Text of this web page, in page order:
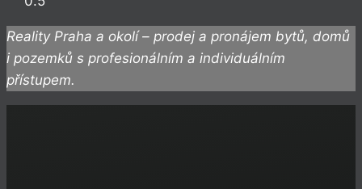
Reality Praha a okolí – prodej a pronájem bytů, domů
i pozemků s profesionálním a individuálním
přístupem.